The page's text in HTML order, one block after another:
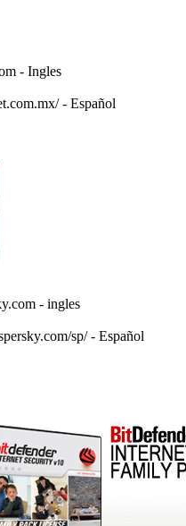
- Ingles
- Español
- ingles
sp/ - Español